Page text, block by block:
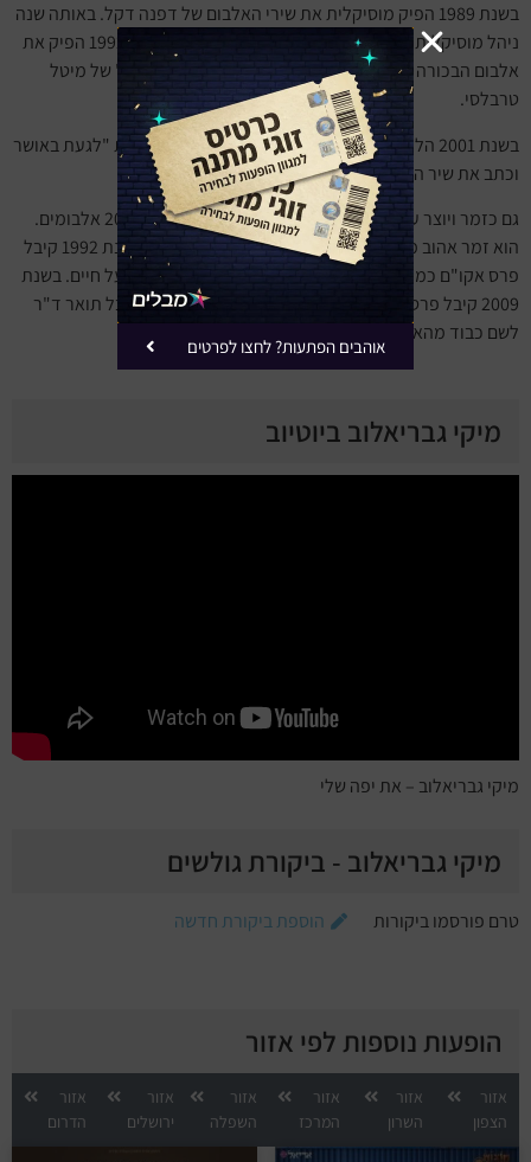
בשנת 1989 הפיק מוסיקלית את שירי האלבום של דפנה דקל. באותה שנה
ניהל מוסיקלית גם את אלבום הסולו השני של רוטבליט. ב-1992 הפיק את
אלבום הבכורה של
יהודה אליאס ואת השיר "חזרת מאוחר" של מיטל
טרבלסי.
בשנת 2001 הלחין את מוסיקת הרקע לטלנובלה הישראלית "לגעת באושר
וכתב את שיר הנושא גם לטלנובלה "לחיי האהבה".
גם כזמר ויוצר עצמאי הייתה לו קריירה שופעת הכוללת כ-20 אלבומים.
הוא זמר אהוב מאוד על הקהל הישראלי ומאוד מוערך. בשנת 1992 קיבל
פרס אקו"ם כמלחין. בשנת 2007 קיבל פרס אקו"ם על מפעל חיים. בשנת
2009 קיבל פרס מפעל חיים מעיריית חולון. במאי 2016 קיבל תואר ד"ר
לשם כבוד מהאוניברסיטה העברית שבירושלים.
מיקי גבריאלוב ביוטיוב
מיקי גבריאלוב – את יפה שלי
מיקי גבריאלוב - ביקורת גולשים
טרם פורסמו ביקורות הוספת ביקורת חדשה
הופעות נוספות לפי אזור
אזור
הצפון
אזור
השרון
אזור
המרכז
אזור
השפלה
אזור
ירושלים
אזור
הדרום
אוהבים הפתעות? לחצו לפרטים